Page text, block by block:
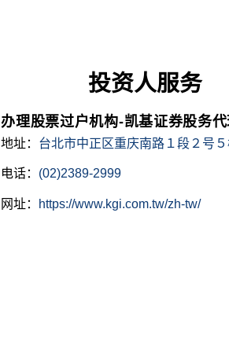
投资人服务
办理股票过户机构-凯基证券股务
地址： 台北市中正区重庆南路１段２号
电话： (02)2389-2999
网址： https://www.kgi.com.tw/zh-tw/